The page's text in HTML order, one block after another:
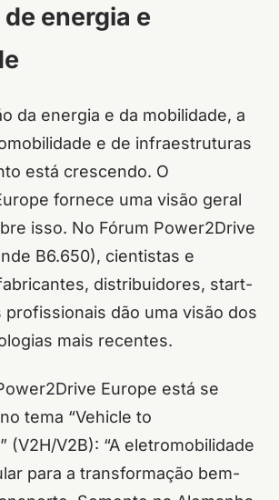
energia e
da energia e da mobilidade, a
e de infraestruturas
está crescendo. O
fornece uma visão geral
isso. No Fórum Power2Drive
B6.650), cientistas e
distribuidores, start-
profissionais dão uma visão dos
mais recentes.
Europe está se
tema “Vehicle to
(V2H/V2B): “A eletromobilidade
para a transformação bem-